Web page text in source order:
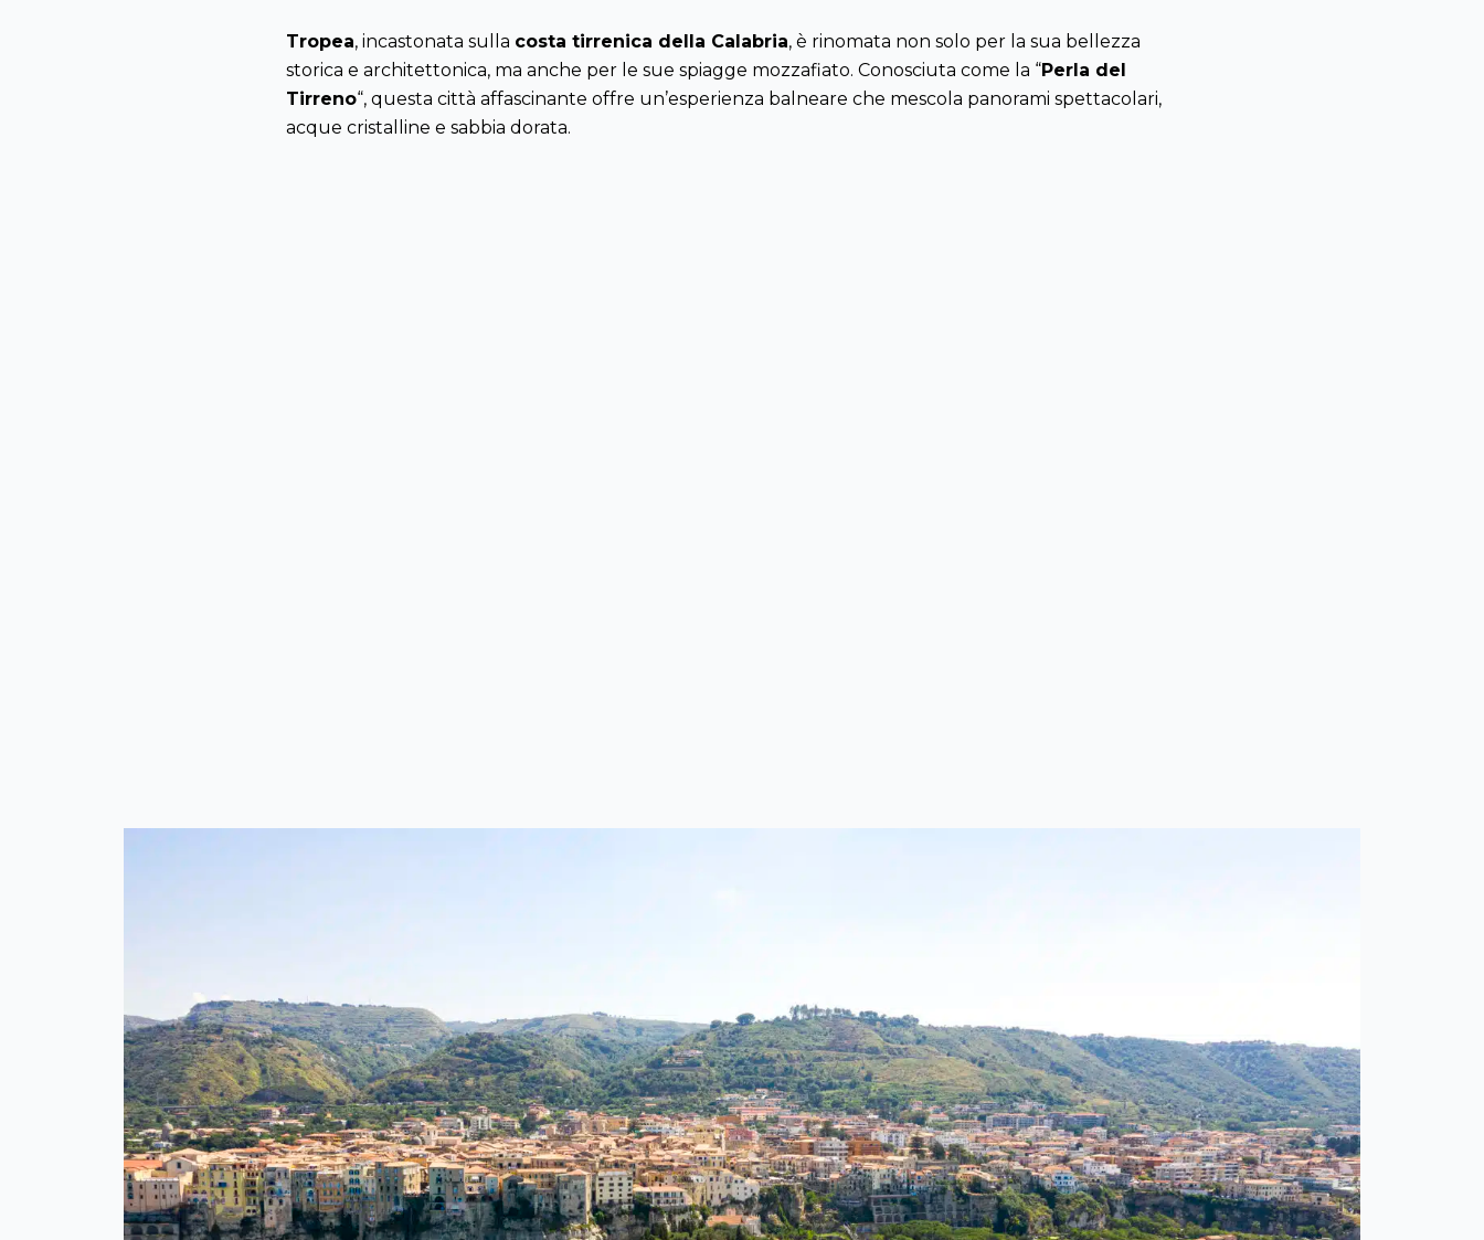
Tropea, incastonata sulla costa tirrenica della Calabria, è rinomata non solo per la sua bellezza
storica e architettonica, ma anche per le sue spiagge mozzafiato. Conosciuta come la “Perla del
Tirreno“, questa città affascinante offre un’esperienza balneare che mescola panorami spettacolari,
acque cristalline e sabbia dorata.